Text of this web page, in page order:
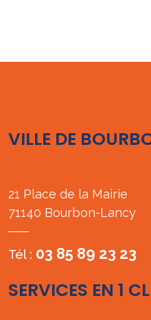
VILLE DE
21 Place de la Mairie
71140 Bourbon-Lancy
Tél : 03 85 89 23 23
SERVICES EN 1